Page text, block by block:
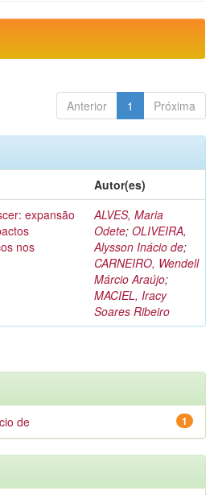
Anterior 1 Próxima
Autor(es)
expansão
nos
ALVES, Maria
Odete; OLIVEIRA,
Alysson Inácio de;
CARNEIRO, Wendell
Márcio Araújo;
MACIEL, Iracy
Soares Ribeiro
1
de